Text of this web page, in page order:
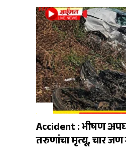
Accident : भीषण
तरुणांचा मृत्यू, चार